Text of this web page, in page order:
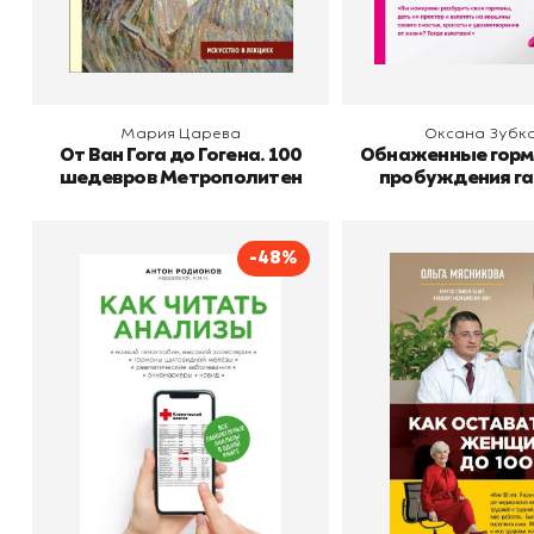
В корзину
Мария Царева
От Ван Гога до Гогена. 100
шедевров Метрополитен
В корзину
Оксана
Обнаженные
пробуждения
-48%
Как читать анализы. Все
лабораторные анализы в
одной книгеРодионов Антон
Владимирович
Издательство
В корзину
Как
Женщиной до
Автор
Издательство
В корзину